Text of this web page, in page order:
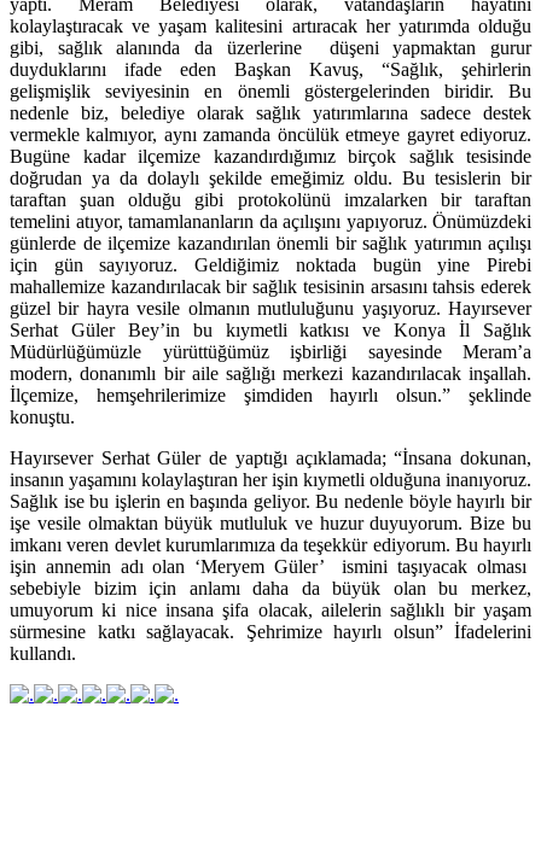
yaptı. Meram Belediyesi olarak, vatandaşların hayatını
kolaylaştıracak ve yaşam kalitesini artıracak her yatırımda olduğu
gibi, sağlık alanında da üzerlerine düşeni yapmaktan gurur
duyduklarını ifade eden Başkan Kavuş, “Sağlık, şehirlerin
gelişmişlik seviyesinin en önemli göstergelerinden biridir. Bu
nedenle biz, belediye olarak sağlık yatırımlarına sadece destek
vermekle kalmıyor, aynı zamanda öncülük etmeye gayret ediyoruz.
Bugüne kadar ilçemize kazandırdığımız birçok sağlık tesisinde
doğrudan ya da dolaylı şekilde emeğimiz oldu. Bu tesislerin bir
taraftan şuan olduğu gibi protokolünü imzalarken bir taraftan
temelini atıyor, tamamlananların da açılışını yapıyoruz. Önümüzdeki
günlerde de ilçemize kazandırılan önemli bir sağlık yatırımın açılışı
için gün sayıyoruz. Geldiğimiz noktada bugün yine Pirebi
mahallemize kazandırılacak bir sağlık tesisinin arsasını tahsis ederek
güzel bir hayra vesile olmanın mutluluğunu yaşıyoruz. Hayırsever
Serhat Güler Bey’in bu kıymetli katkısı ve Konya İl Sağlık
Müdürlüğümüzle yürüttüğümüz işbirliği sayesinde Meram’a
modern, donanımlı bir aile sağlığı merkezi kazandırılacak inşallah.
İlçemize, hemşehrilerimize şimdiden hayırlı olsun.” şeklinde
konuştu.
Hayırsever Serhat Güler de yaptığı açıklamada; “İnsana dokunan,
insanın yaşamını kolaylaştıran her işin kıymetli olduğuna inanıyoruz.
Sağlık ise bu işlerin en başında geliyor. Bu nedenle böyle hayırlı bir
işe vesile olmaktan büyük mutluluk ve huzur duyuyorum. Bize bu
imkanı veren devlet kurumlarımıza da teşekkür ediyorum. Bu hayırlı
işin annemin adı olan ‘Meryem Güler’ ismini taşıyacak olması
sebebiyle bizim için anlamı daha da büyük olan bu merkez,
umuyorum ki nice insana şifa olacak, ailelerin sağlıklı bir yaşam
sürmesine katkı sağlayacak. Şehrimize hayırlı olsun” İfadelerini
kullandı.